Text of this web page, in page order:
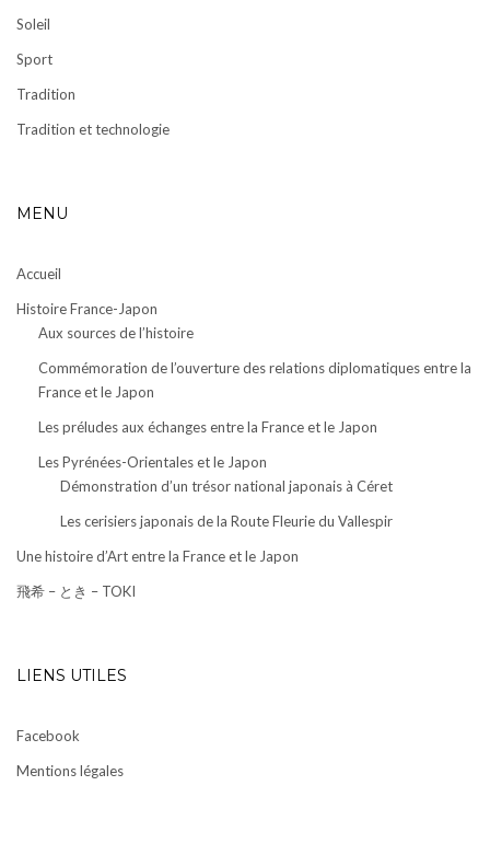
Soleil
Sport
Tradition
Tradition et technologie
MENU
Accueil
Histoire France-Japon
Aux sources de l’histoire
Commémoration de l’ouverture des relations diplomatiques entre la
France et le Japon
Les préludes aux échanges entre la France et le Japon
Les Pyrénées-Orientales et le Japon
Démonstration d’un trésor national japonais à Céret
Les cerisiers japonais de la Route Fleurie du Vallespir
Une histoire d’Art entre la France et le Japon
飛希 – とき – TOKI
LIENS UTILES
Facebook
Mentions légales